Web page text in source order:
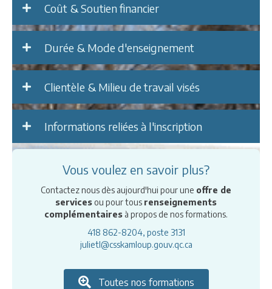
Coût & Soutien financier
Durée & Mode d'enseignement
Clientèle & Milieu de travail visés
Informations reliées à l'inscription
Vous voulez en savoir plus?
Contactez nous dès aujourd'hui pour une offre de
servicesou pour tous renseignements
complémentaires à propos de nos formations.
418 862-8204, poste 3131
julietl@csskamloup.gouv.qc.ca
Toutes nos formations